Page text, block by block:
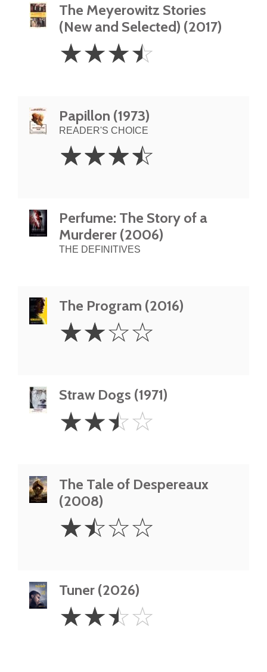
The Meyerowitz Stories
(New and Selected) (2017)
3.5
Stars
☆☆☆☆
Papillon (1973)
READER'S CHOICE
3.5
Stars
☆☆☆☆
Perfume: The Story of a
Murderer (2006)
THE DEFINITIVES
The Program (2016)
Stars
☆☆☆☆
Straw Dogs (1971)
2.5
Stars
☆☆☆☆
The Tale of Despereaux
(2008)
1.5
Stars
☆☆☆☆
Tuner (2026)
2.5
Stars
☆☆☆☆